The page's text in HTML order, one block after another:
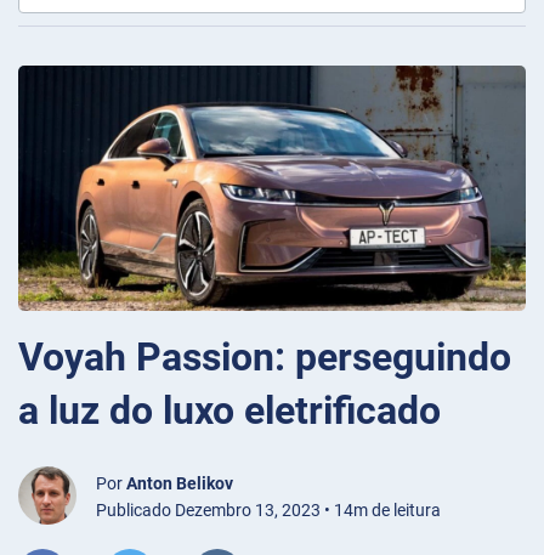
Voyah Passion: perseguindo
a luz do luxo eletrificado
PorAnton Belikov
Publicado Dezembro 13, 2023 • 14m de leitura